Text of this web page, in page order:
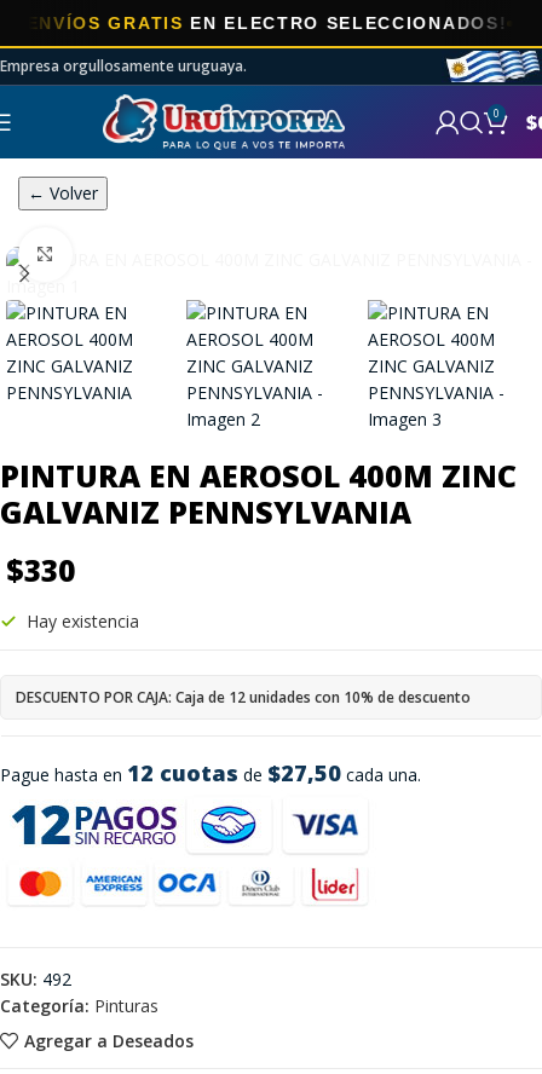
GRATISEN ELECTRO SELECCIONADOS!
Empresa orgullosamente uruguaya.
0 $
← Volver
PINTURA EN AEROSOL 400M ZINC
GALVANIZ PENNSYLVANIA
$330
Pague hasta en 12 cuotas de $27,50 cada una.
Hay existencia
DESCUENTO POR CAJA: Caja de 12 unidades con 10% de descuento
Agregar a Deseados
SKU: 492
Categoría: Pinturas